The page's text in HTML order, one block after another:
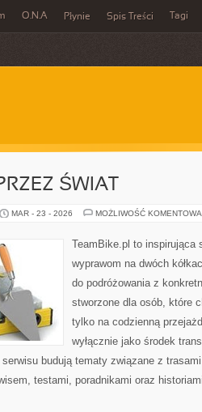
O.N.A Płynie Spis Treści Tagi
ŚWIAT
MAR - 23 - 2026 MOŻLIWOŚĆ
TeamBike.pl to inspirująca
wyprawom na dwóch
do podróżowania z
stworzone dla osób, które
tylko na codzienną
wyłącznie jako środek
budują tematy związane z
testami, poradnikami oraz